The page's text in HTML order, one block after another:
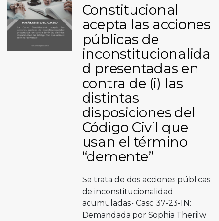
Constitucional
acepta las acciones
públicas de
inconstitucionalida
d presentadas en
contra de (i) las
distintas
disposiciones del
Código Civil que
usan el término
“demente”
Se trata de dos acciones públicas
de inconstitucionalidad
acumuladas:•⁠ ⁠Caso 37-23-IN:
Demandada por Sophia Therilw